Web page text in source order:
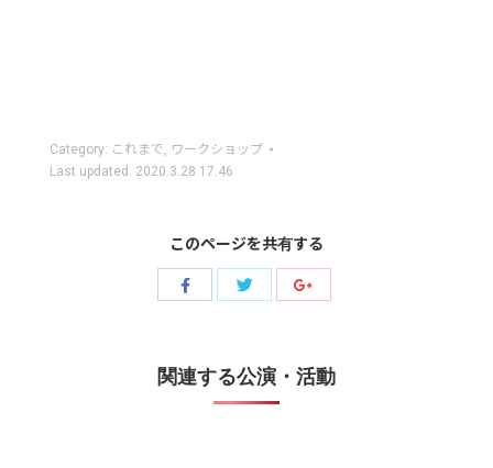
Category: これまで, ワークショップ
Last updated: 2020.3.28 17:46
このページを共有する
Share
Share
関連する公演・活動